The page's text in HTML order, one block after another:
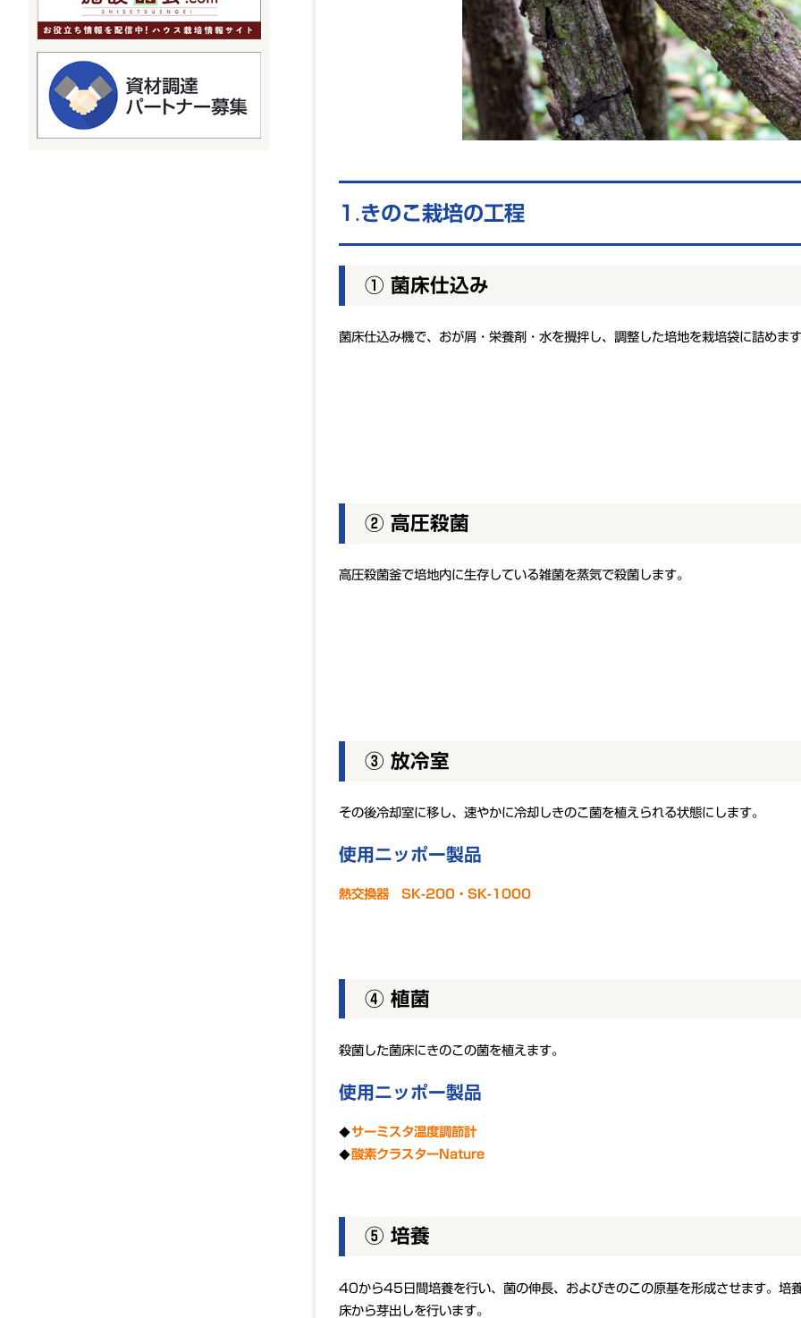
きのこ栽培の工程
① 菌床仕込み
菌床仕込み機で、おが屑・栄養剤・水を攪拌し、調整した培地を栽培袋に詰めま
② 高圧殺菌
高圧殺菌釜で培地内に生存している雑菌を蒸気で殺菌します。
③ 放冷室
その後冷却室に移し、速やかに冷却しきのこ菌を植えられる状態にします。
使用ニッポー製品
熱交換器 SK-200・SK-1000
④ 植菌
殺菌した菌床にきのこの菌を植えます。
使用ニッポー製品
サーミスタ温度調節計
酸素クラスターNature
⑤ 培養
40から45日間培養を行い、菌の伸長、およびきのこの原基を形成させます。培
床から芽出しを行います。